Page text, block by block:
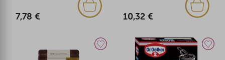
7,78 € 10,32 €